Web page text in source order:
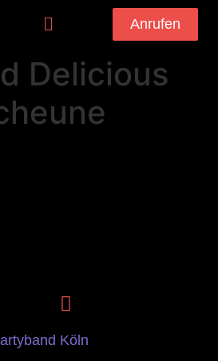
Anrufen
Delicious
Köln